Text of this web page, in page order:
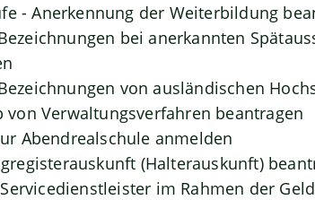
- Anerkennung der Weiterbildung
bei anerkannten
von ausländischen
Verwaltungsverfahren beantragen
Abendrealschule anmelden
(Halterauskunft)
im Rahmen der